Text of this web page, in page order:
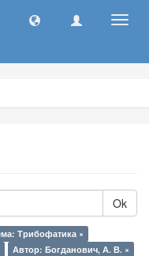
Ok
Трибофатика ×
Автор: Богданович, А. В. ×